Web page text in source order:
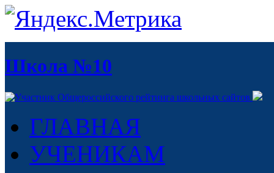
Школа №10
ГЛАВНАЯ
УЧЕНИКАМ